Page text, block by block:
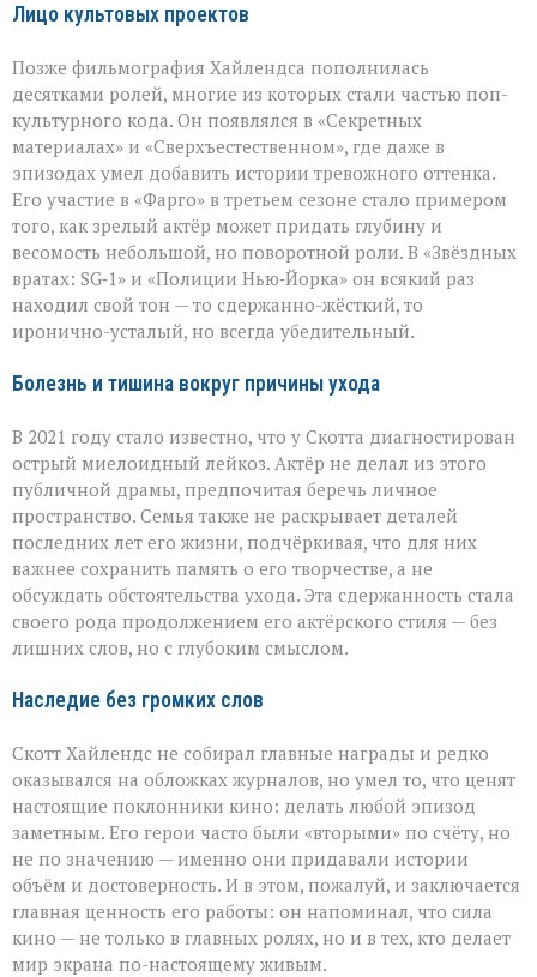
Лицо культовых проектов
Позже фильмография Хайлендса пополнилась
десятками ролей, многие из которых стали частью поп-
культурного кода. Он появлялся в «Секретных
материалах» и «Сверхъестественном», где даже в
эпизодах умел добавить истории тревожного оттенка.
Его участие в «Фарго» в третьем сезоне стало примером
того, как зрелый актёр может придать глубину и
весомость небольшой, но поворотной роли. В «Звёздных
вратах: SG‑1» и «Полиции Нью‑Йорка» он всякий раз
находил свой тон — то сдержанно-жёсткий, то
иронично-усталый, но всегда убедительный.
Болезнь и тишина вокруг причины ухода
В 2021 году стало известно, что у Скотта диагностирован
острый миелоидный лейкоз. Актёр не делал из этого
публичной драмы, предпочитая беречь личное
пространство. Семья также не раскрывает деталей
последних лет его жизни, подчёркивая, что для них
важнее сохранить память о его творчестве, а не
обсуждать обстоятельства ухода. Эта сдержанность стала
своего рода продолжением его актёрского стиля — без
лишних слов, но с глубоким смыслом.
Наследие без громких слов
Скотт Хайлендс не собирал главные награды и редко
оказывался на обложках журналов, но умел то, что ценят
настоящие поклонники кино: делать любой эпизод
заметным. Его герои часто были «вторыми» по счёту, но
не по значению — именно они придавали истории
объём и достоверность. И в этом, пожалуй, и заключается
главная ценность его работы: он напоминал, что сила
кино — не только в главных ролях, но и в тех, кто делает
мир экрана по-настоящему живым.